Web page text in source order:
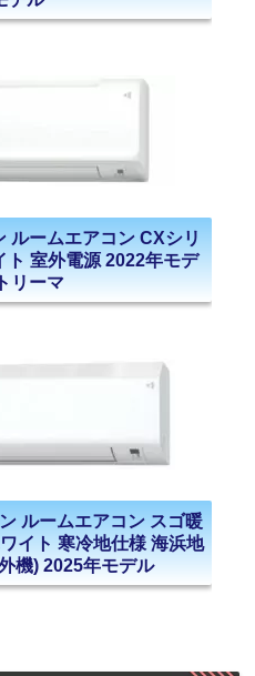
ルームエアコン CXシリ
ト 室外電源 2022年モデ
リーマ
ルームエアコン スゴ暖
イト 寒冷地仕様 海浜地
機) 2025年モデル